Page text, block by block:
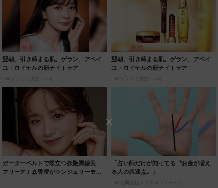
翌朝、引き締まる肌。ゲラン、アベイ
ユ・ロイヤルの新ナイトケア
PR(ゲラン｜美的.com)
翌朝、引き締まる肌。ゲラン、アベイ
ユ・ロイヤルの新ナイトケア
PR(ゲラン｜美的.com)
ガーターベルトで際立つ妖艶脚線美
フリーアナ森香澄がランジェリーモデ
「占い師だけが知ってる〝お金が増え
る人の共通点〟」
PR(合同会社デジタルファーム )